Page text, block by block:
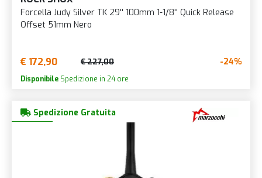
Forcella Judy Silver TK 29'' 100mm 1-1/8'' Quick Release
Offset 51mm Nero
€ 172,90 € 227,00 -24%
Disponibile Spedizione in 24 ore
Spedizione Gratuita